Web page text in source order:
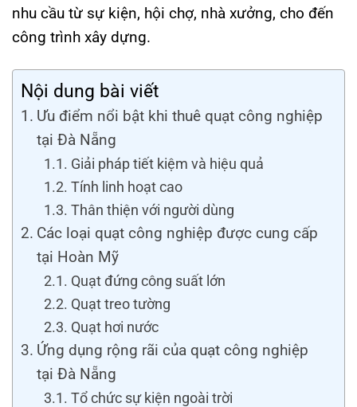
nhu cầu từ sự kiện, hội chợ, nhà xưởng, cho đến
công trình xây dựng.
Nội dung bài viết
Ưu điểm nổi bật khi thuê quạt công nghiệp
tại Đà Nẵng
Giải pháp tiết kiệm và hiệu quả
Tính linh hoạt cao
Thân thiện với người dùng
Các loại quạt công nghiệp được cung cấp
tại Hoàn Mỹ
Quạt đứng công suất lớn
Quạt treo tường
Quạt hơi nước
Ứng dụng rộng rãi của quạt công nghiệp
tại Đà Nẵng
Tổ chức sự kiện ngoài trời